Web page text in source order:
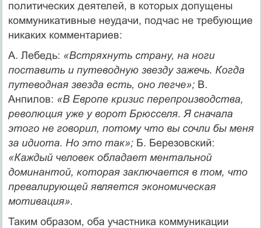
политических деятелей, в которых допущены
коммуникативные неудачи, подчас не требующие
никаких комментариев:
А. Лебедь: «Встряхнуть страну, на ноги
поставить и путеводную звезду зажечь. Когда
путеводная звезда есть, оно легче»; В.
Анпилов: «В Европе кризис перепроизводства,
революция уже у ворот Брюсселя. Я сначала
этого не говорил, потому что вы сочли бы меня
за идиота. Но это так»; Б. Березовский:
«Каждый человек обладает ментальной
доминантой, которая заключается в том, что
превалирующей является экономическая
мотивация».
Таким образом, оба участника коммуникации